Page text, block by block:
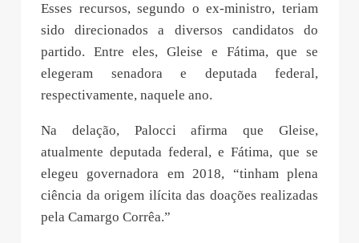
Esses recursos, segundo o ex-ministro, teriam
sido direcionados a diversos candidatos do
partido. Entre eles, Gleise e Fátima, que se
elegeram senadora e deputada federal,
respectivamente, naquele ano.
Na delação, Palocci afirma que Gleise,
atualmente deputada federal, e Fátima, que se
elegeu governadora em 2018, “tinham plena
ciência da origem ilícita das doações realizadas
pela Camargo Corrêa.”